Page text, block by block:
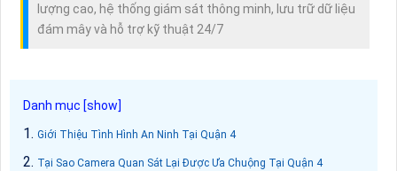
lượng cao, hệ thống giám sát thông minh, lưu trữ dữ liệu
đám mây và hỗ trợ kỹ thuật 24/7
Giới Thiệu Tình Hình An Ninh Tại Quận 4
Tại Sao Camera Quan Sát Lại Được Ưa Chuộng Tại Quận 4